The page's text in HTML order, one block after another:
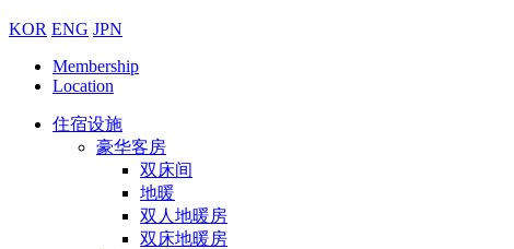
KOR ENG JPN
Membership
Location
住宿设施
豪华客房
双床间
地暖
双人地暖房
双床地暖房